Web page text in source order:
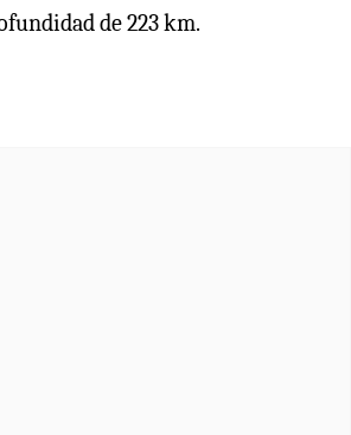
de 223 km.